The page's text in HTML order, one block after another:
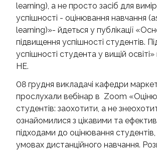
learning), а не просто засіб для
успішності - оцінювання навчання
learning)»- йдеться у публікації
підвищення успішності студентів.
успішності студента у вищій
HE.
08 грудня викладачі кафедри
прослухали вебінар в Zoom
студентів: заохотити, а не
ознайомилися з цікавими та
підходами до оцінювання
умовах дистанційного навчання.